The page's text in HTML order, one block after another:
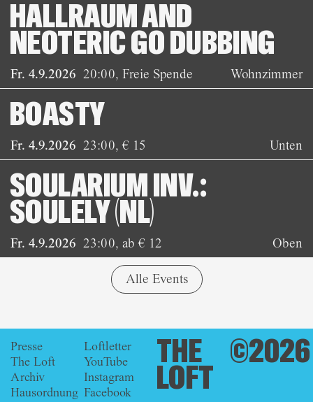
Fr. 4.9.2026 20:00,Freie Spende
HALLRAUM AND
NEOTERIC GO DUBBING
Wohnzimmer
Fr. 4.9.2026 23:00,€ 15
BOASTY
Unten
Fr. 4.9.2026 23:00, ab € 12
SOULARIUM INV.:
SOULELY (NL)
Oben
Alle Events
THE
LOFT
Presse
The Loft
Archiv
Hausordnung
Loftletter
YouTube
Instagram
Facebook
©2026